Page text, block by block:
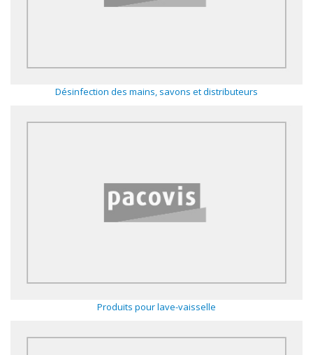
Désinfection des mains, savons et distributeurs
Produits pour lave-vaisselle